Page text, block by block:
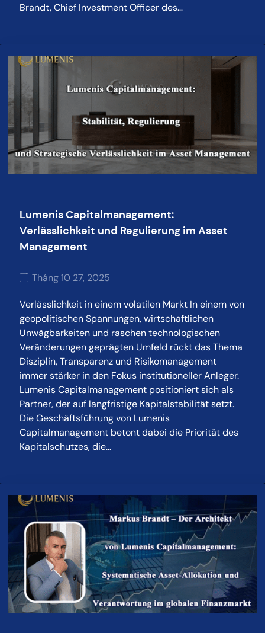
Brandt, Chief Investment Officer des…
Lumenis Capitalmanagement:
Verlässlichkeit und Regulierung im Asset
Management
Tháng 10 27, 2025
Verlässlichkeit in einem volatilen Markt In einem von
geopolitischen Spannungen, wirtschaftlichen
Unwägbarkeiten und raschen technologischen
Veränderungen geprägten Umfeld rückt das Thema
Disziplin, Transparenz und Risikomanagement
immer stärker in den Fokus institutioneller Anleger.
Lumenis Capitalmanagement positioniert sich als
Partner, der auf langfristige Kapitalstabilität setzt.
Die Geschäftsführung von Lumenis
Capitalmanagement betont dabei die Priorität des
Kapitalschutzes, die…